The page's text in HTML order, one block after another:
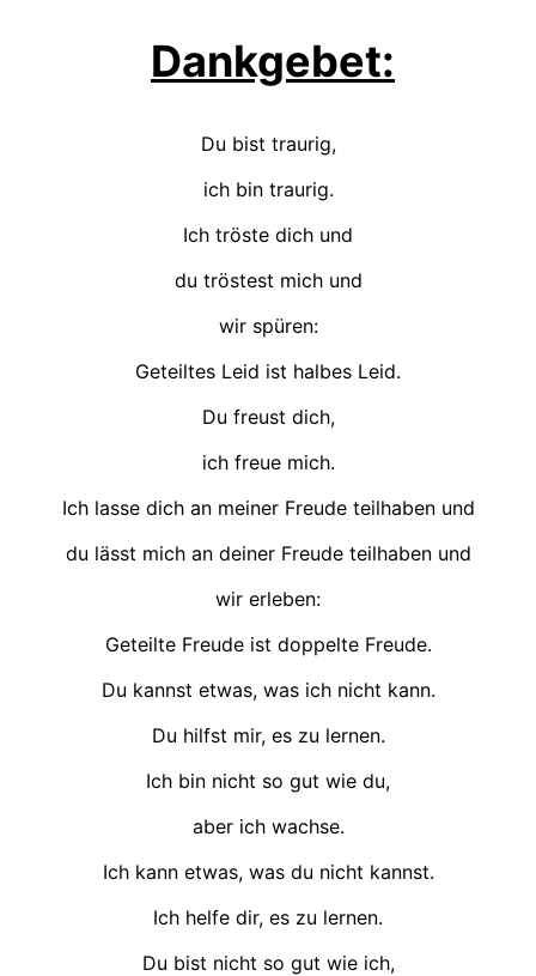
Dankgebet:
Du bist traurig,
ich bin traurig.
Ich tröste dich und
du tröstest mich und
wir spüren:
Geteiltes Leid ist halbes Leid.
Du freust dich,
ich freue mich.
Ich lasse dich an meiner Freude teilhaben und
du lässt mich an deiner Freude teilhaben und
wir erleben:
Geteilte Freude ist doppelte Freude.
Du kannst etwas, was ich nicht kann.
Du hilfst mir, es zu lernen.
Ich bin nicht so gut wie du,
aber ich wachse.
Ich kann etwas, was du nicht kannst.
Ich helfe dir, es zu lernen.
Du bist nicht so gut wie ich,